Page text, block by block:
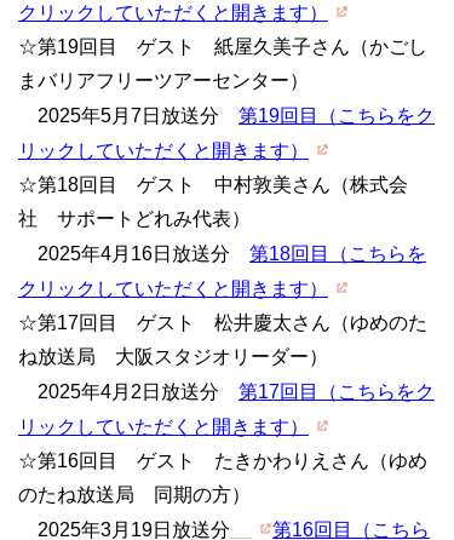
クリックしていただくと開きます）
☆第19回目 ゲスト 紙屋久美子さん（かごし
まバリアフリーツアーセンター）
2025年5月7日放送分 第19回目（こちらをク
リックしていただくと開きます）
☆第18回目 ゲスト 中村敦美さん（株式会
社 サポートどれみ代表）
2025年4月16日放送分 第18回目（こちらを
クリックしていただくと開きます）
☆第17回目 ゲスト 松井慶太さん（ゆめのた
ね放送局 大阪スタジオリーダー）
2025年4月2日放送分 第17回目（こちらをク
リックしていただくと開きます）
☆第16回目 ゲスト たきかわりえさん（ゆめ
のたね放送局 同期の方）
2025年3月19日放送分
第16回目（こちら